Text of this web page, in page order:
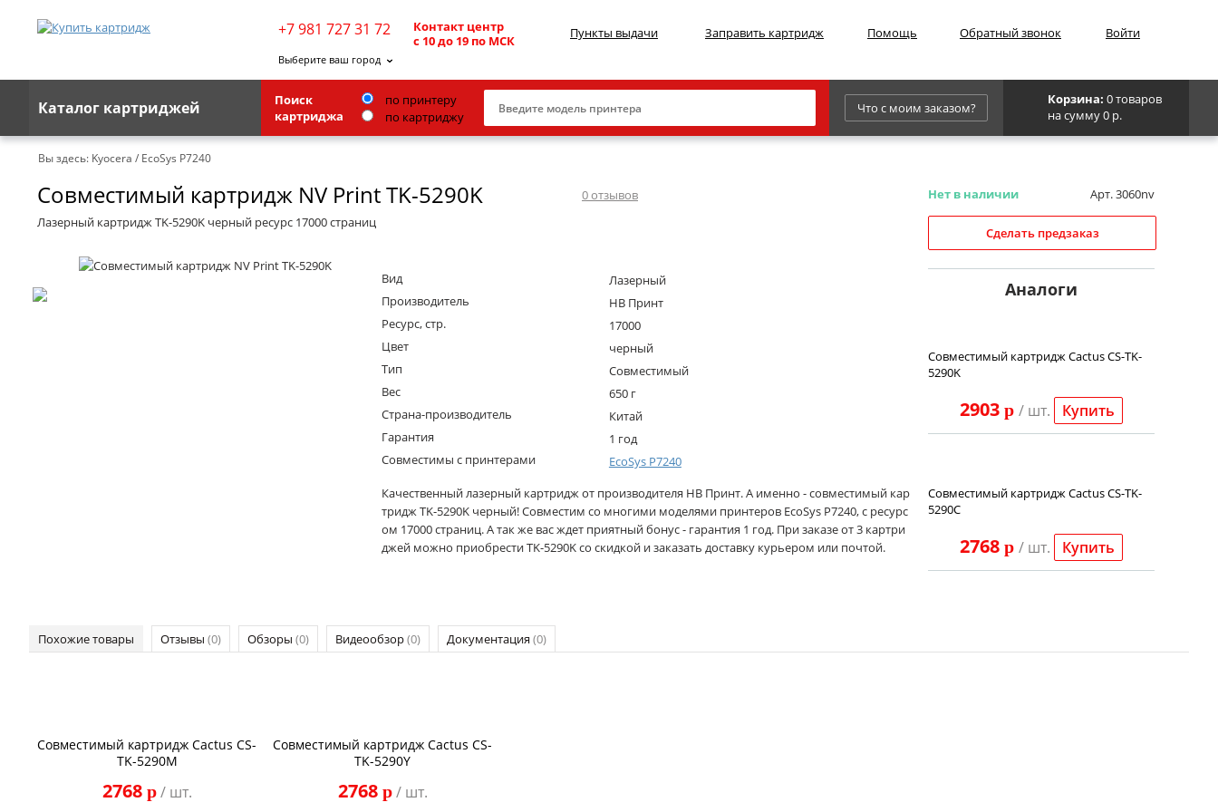
+7 981 727 31 72
Контакт центр
с 10 до 19 по МСК
Выберите ваш город
Пункты выдачи Заправить картридж Помощь Обратный звонок Войти
Каталог картриджей
Brother
G&G
HP
Kodak
Lexmark
Xerox
Поиск
картриджа
по принтеру
по картриджу
Что с моим заказом?
Корзина: 0 товаров
на сумму 0 р.
Вы здесь: Kyocera / EcoSys P7240
Совместимый картридж NV Print TK-5290K 0отзывов
Лазерный картридж TK-5290K черный ресурс 17000 страниц
Вид
Лазерный
Производитель
НВ Принт
Ресурс, стр.
17000
Цвет
черный
Тип
Совместимый
Вес
650 г
Страна-производитель
Китай
Гарантия
1 год
Совместимы с принтерами
EcoSys P7240
Качественный лазерный картридж от производителя НВ Принт. А именно - совместимый кар
тридж TK-5290K черный! Совместим со многими моделями принтеров EcoSys P7240, с ресурс
ом 17000 страниц. А так же вас ждет приятный бонус - гарантия 1 год. При заказе от 3 картри
джей можно приобрести TK-5290K со скидкой и заказать доставку курьером или почтой.
Нет в наличии Арт. 3060nv
Сделать предзаказ
Аналоги
Совместимый картридж Cactus CS-TK-
5290K
2903p / шт. Купить
Совместимый картридж Cactus CS-TK-
5290C
2768p / шт. Купить
Похожие товары Отзывы (0) Обзоры (0) Видеообзор(0) Документация (0)
Совместимый картридж Cactus CS-
TK-5290M
2768 p/ шт.
Совместимый картридж Cactus CS-
TK-5290Y
2768 p/ шт.